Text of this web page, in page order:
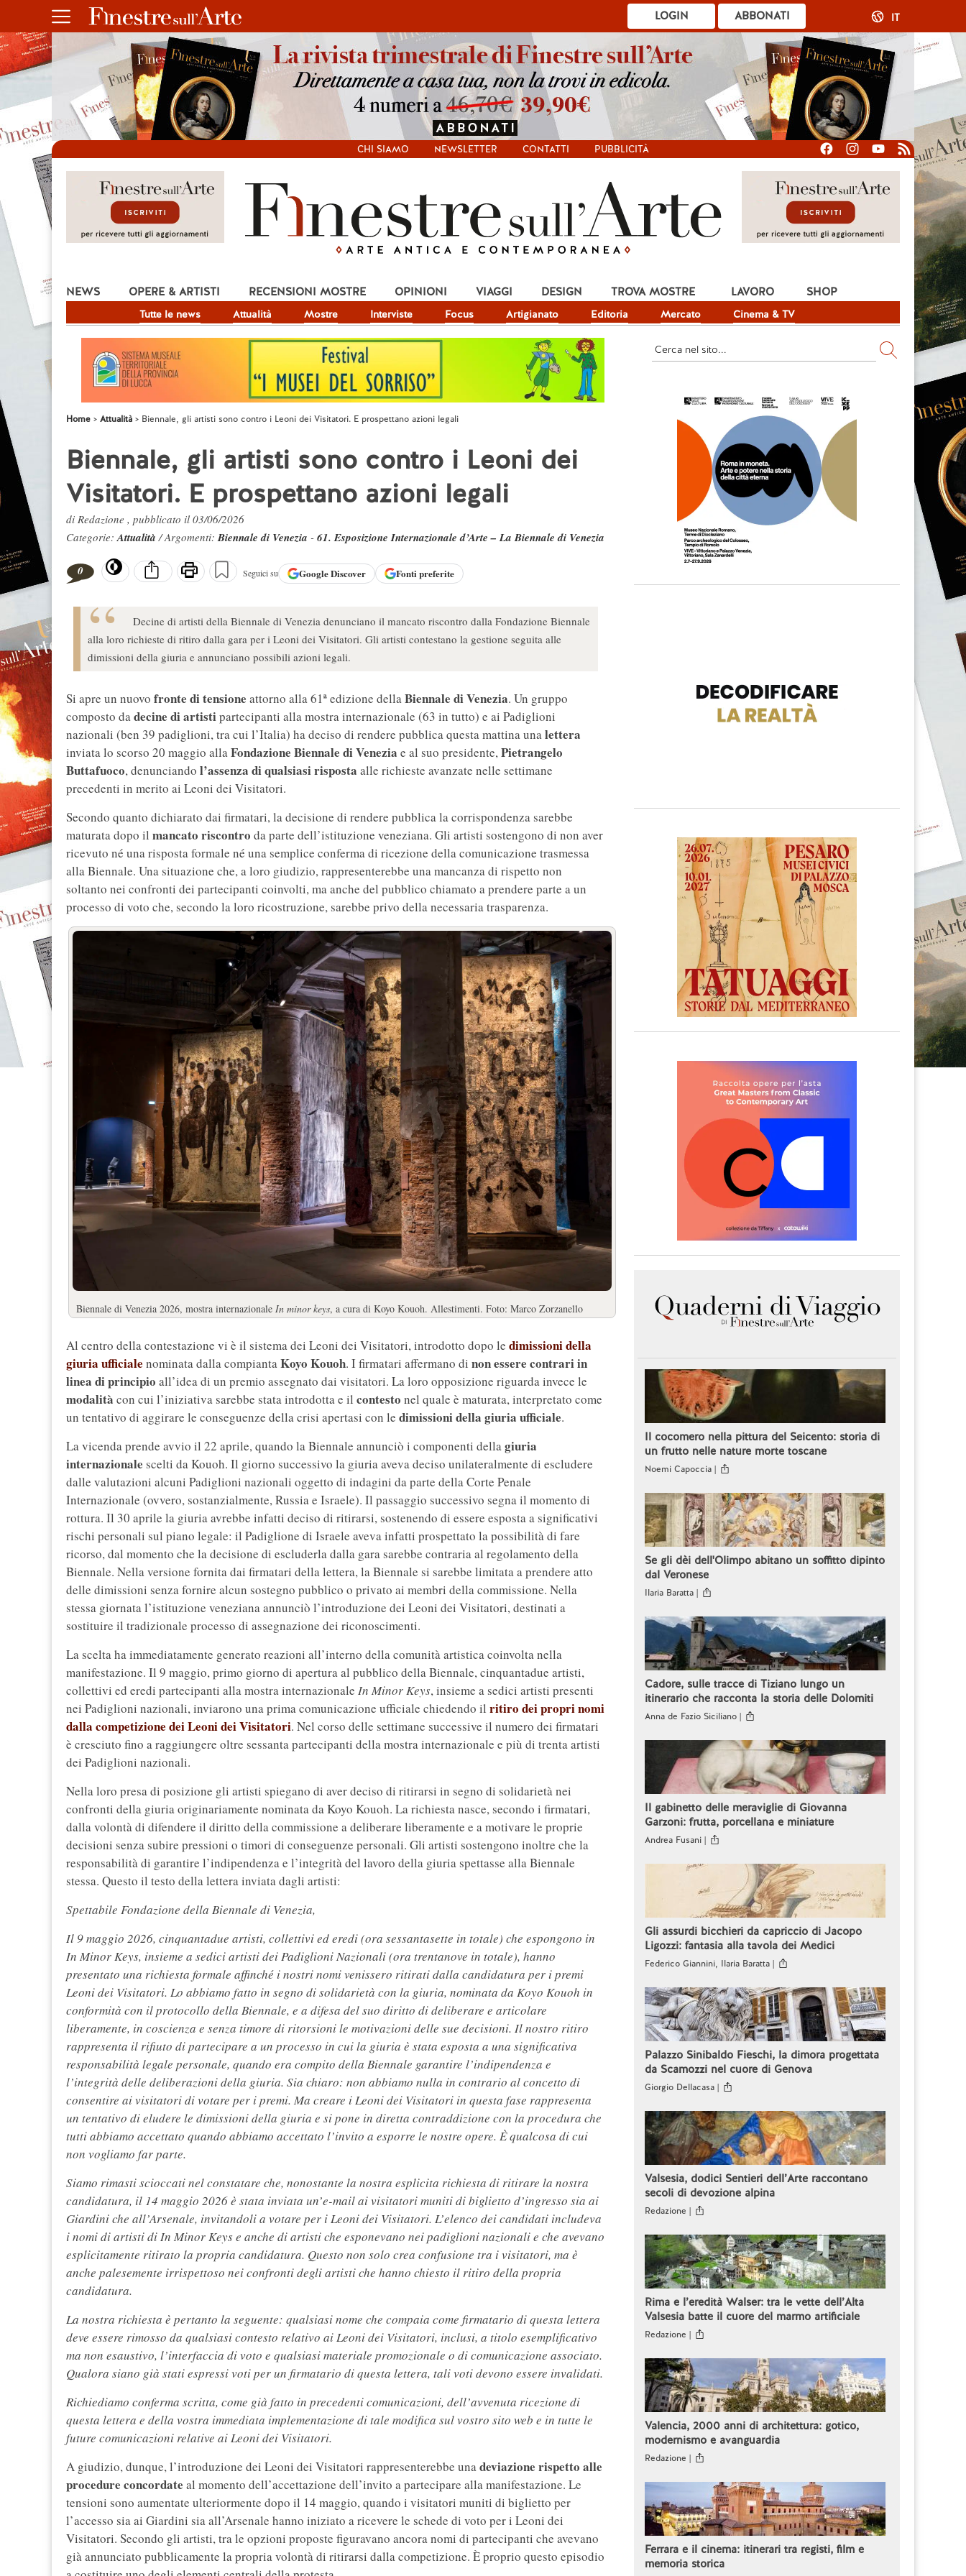
ABBONATI
LOGIN IT
CHI SIAMO NEWSLETTER CONTATTI PUBBLICITÀ
NEWS
Tutte le news Attualità Mostre Interviste Focus Artigianato Editoria Mercato Cinema & TV
OPERE & ARTISTI RECENSIONI MOSTRE OPINIONI VIAGGI DESIGN TROVA MOSTRE LAVORO SHOP
Home Attualità Biennale, gli artisti sono contro i Leoni dei Visitatori. E prospettano azioni legali
Biennale, gli artisti sono contro i Leoni dei
Visitatori. E prospettano azioni legali
di Redazione , pubblicato il 03/06/2026
Categorie:Attualità/ Argomenti:Biennale di Venezia - 61. Esposizione Internazionale d’Arte – La Biennale di Venezia
0 Seguici su GoogleDiscover Fonti preferite
Decine di artisti della Biennale di Venezia denunciano il mancato riscontro dalla Fondazione Biennale
alla loro richieste di ritiro dalla gara per i Leoni dei Visitatori. Gli artisti contestano la gestione seguita alle
dimissioni della giuria e annunciano possibili azioni legali.
Si apre un nuovo fronte di tensione attorno alla 61ª edizione dellaBiennale di Venezia. Un gruppo
composto dadecine di artistipartecipanti alla mostra internazionale (63 in tutto) e ai Padiglioni
nazionali (ben 39 padiglioni, tra cui l’Italia) ha deciso di rendere pubblica questa mattina unalettera
inviata lo scorso 20 maggio allaFondazione Biennale di Venezia e al suo presidente,Pietrangelo
Buttafuoco, denunciando l’assenza di qualsiasi risposta alle richieste avanzate nelle settimane
precedenti in merito ai Leoni dei Visitatori.
Secondo quanto dichiarato dai firmatari, la decisione di rendere pubblica la corrispondenza sarebbe
maturata dopo il mancato riscontro da parte dell’istituzione veneziana. Gli artisti sostengono di non aver
ricevuto né una risposta formale né una semplice conferma di ricezione della comunicazione trasmessa
alla Biennale. Una situazione che, a loro giudizio, rappresenterebbe una mancanza di rispetto non
soltanto nei confronti dei partecipanti coinvolti, ma anche del pubblico chiamato a prendere parte a un
processo di voto che, secondo la loro ricostruzione, sarebbe privo della necessaria trasparenza.
Biennale di Venezia 2026, mostra internazionale In minor keys, a cura di Koyo Kouoh. Allestimenti. Foto: Marco Zorzanello
Al centro della contestazione vi è il sistema dei Leoni dei Visitatori, introdotto dopo le dimissioni della
giuria ufficiale nominata dalla compiantaKoyo Kouoh. I firmatari affermano di non essere contrari in
linea di principio all’idea di un premio assegnato dai visitatori. La loro opposizione riguarda invece le
modalità con cui l’iniziativa sarebbe stata introdotta e il contesto nel quale è maturata, interpretato come
un tentativo di aggirare le conseguenze della crisi apertasi con le dimissioni della giuria ufficiale.
La vicenda prende avvio il 22 aprile, quando la Biennale annunciò i componenti dellagiuria
internazionale scelti da Kouoh. Il giorno successivo la giuria aveva deciso unilateralmente di escludere
dalle valutazioni alcuni Padiglioni nazionali oggetto di indagini da parte della Corte Penale
Internazionale (ovvero, sostanzialmente, Russia e Israele). Il passaggio successivo segna il momento di
rottura. Il 30 aprile la giuria avrebbe infatti deciso di ritirarsi, sostenendo di essere esposta a significativi
rischi personali sul piano legale: il Padiglione di Israele aveva infatti prospettato la possibilità di fare
ricorso, dal momento che la decisione di escluderla dalla gara sarebbe contraria al regolamento della
Biennale. Nella versione fornita dai firmatari della lettera, la Biennale si sarebbe limitata a prendere atto
delle dimissioni senza fornire alcun sostegno pubblico o privato ai membri della commissione. Nella
stessa giornata l’istituzione veneziana annunciò l’introduzione dei Leoni dei Visitatori, destinati a
sostituire il tradizionale processo di assegnazione dei riconoscimenti.
La scelta ha immediatamente generato reazioni all’interno della comunità artistica coinvolta nella
manifestazione. Il 9 maggio, primo giorno di apertura al pubblico della Biennale, cinquantadue artisti,
collettivi ed eredi partecipanti alla mostra internazionale In Minor Keys, insieme a sedici artisti presenti
nei Padiglioni nazionali, inviarono una prima comunicazione ufficiale chiedendo il ritiro dei propri nomi
dalla competizione dei Leoni dei Visitatori. Nel corso delle settimane successive il numero dei firmatari
è cresciuto fino a raggiungere oltre sessanta partecipanti della mostra internazionale e più di trenta artisti
dei Padiglioni nazionali.
Nella loro presa di posizione gli artisti spiegano di aver deciso di ritirarsi in segno di solidarietà nei
confronti della giuria originariamente nominata da Koyo Kouoh. La richiesta nasce, secondo i firmatari,
dalla volontà di difendere il diritto della commissione a deliberare liberamente e a motivare le proprie
decisioni senza subire pressioni o timori di conseguenze personali. Gli artisti sostengono inoltre che la
responsabilità di garantire l’indipendenza e l’integrità del lavoro della giuria spettasse alla Biennale
stessa. Questo il testo della lettera inviata dagli artisti:
Spettabile Fondazione della Biennale di Venezia,
Il 9 maggio 2026, cinquantadue artisti, collettivi ed eredi (ora sessantasette in totale) che espongono in
In Minor Keys, insieme a sedici artisti dei Padiglioni Nazionali (ora trentanove in totale), hanno
presentato una richiesta formale affinché i nostri nomi venissero ritirati dalla candidatura per i premi
Leoni dei Visitatori. Lo abbiamo fatto in segno di solidarietà con la giuria, nominata da Koyo Kouoh in
conformità con il protocollo della Biennale, e a difesa del suo diritto di deliberare e articolare
liberamente, in coscienza e senza timore di ritorsioni le motivazioni delle sue decisioni. Il nostro ritiro
rappresenta il rifiuto di partecipare a un processo in cui la giuria è stata esposta a una significativa
responsabilità legale personale, quando era compito della Biennale garantire l’indipendenza e
l’integrità delle deliberazioni della giuria. Sia chiaro: non abbiamo nulla in contrario al concetto di
consentire ai visitatori di votare per i premi. Ma creare i Leoni dei Visitatori in questa fase rappresenta
un tentativo di eludere le dimissioni della giuria e si pone in diretta contraddizione con la procedura che
tutti abbiamo accettato quando abbiamo accettato l’invito a esporre le nostre opere. È qualcosa di cui
non vogliamo far parte.
Siamo rimasti scioccati nel constatare che, nonostante la nostra esplicita richiesta di ritirare la nostra
candidatura, il 14 maggio 2026 è stata inviata un’e-mail ai visitatori muniti di biglietto d’ingresso sia ai
Giardini che all’Arsenale, invitandoli a votare per i Leoni dei Visitatori. L’elenco dei candidati includeva
i nomi di artisti di In Minor Keys e anche di artisti che esponevano nei padiglioni nazionali e che avevano
esplicitamente ritirato la propria candidatura. Questo non solo crea confusione tra i visitatori, ma è
anche palesemente irrispettoso nei confronti degli artisti che hanno chiesto il ritiro della propria
candidatura.
La nostra richiesta è pertanto la seguente: qualsiasi nome che compaia come firmatario di questa lettera
deve essere rimosso da qualsiasi contesto relativo ai Leoni dei Visitatori, inclusi, a titolo esemplificativo
ma non esaustivo, l’interfaccia di voto e qualsiasi materiale promozionale o di comunicazione associato.
Qualora siano già stati espressi voti per un firmatario di questa lettera, tali voti devono essere invalidati.
Richiediamo conferma scritta, come già fatto in precedenti comunicazioni, dell’avvenuta ricezione di
questa lettera e della vostra immediata implementazione di tale modifica sul vostro sito web e in tutte le
future comunicazioni relative ai Leoni dei Visitatori.
A giudizio, dunque, l’introduzione dei Leoni dei Visitatori rappresenterebbe unadeviazione rispetto alle
procedure concordate al momento dell’accettazione dell’invito a partecipare alla manifestazione. Le
tensioni sono aumentate ulteriormente dopo il 14 maggio, quando i visitatori muniti di biglietto per
l’accesso sia ai Giardini sia all’Arsenale hanno iniziato a ricevere le schede di voto per i Leoni dei
Visitatori. Secondo gli artisti, tra le opzioni proposte figuravano ancora nomi di partecipanti che avevano
già annunciato pubblicamente la propria volontà di ritirarsi dalla competizione. È proprio questo episodio
Il cocomero nella pittura del Seicento: storia di
un frutto nelle nature morte toscane
Noemi Capoccia |
Se gli dèi dell'Olimpo abitano un soffitto dipinto
dal Veronese
Ilaria Baratta |
Cadore, sulle tracce di Tiziano lungo un
itinerario che racconta la storia delle Dolomiti
Anna de Fazio Siciliano |
Il gabinetto delle meraviglie di Giovanna
Garzoni: frutta, porcellana e miniature
Andrea Fusani |
Gli assurdi bicchieri da capriccio di Jacopo
Ligozzi: fantasia alla tavola dei Medici
Federico Giannini, Ilaria Baratta |
Palazzo Sinibaldo Fieschi, la dimora progettata
da Scamozzi nel cuore di Genova
Giorgio Dellacasa |
Valsesia, dodici Sentieri dell’Arte raccontano
secoli di devozione alpina
Redazione |
Rima e l’eredità Walser: tra le vette dell’Alta
Valsesia batte il cuore del marmo artificiale
Redazione |
Valencia, 2000 anni di architettura: gotico,
modernismo e avanguardia
Redazione |
Ferrara e il cinema: itinerari tra registi, film e
memoria storica